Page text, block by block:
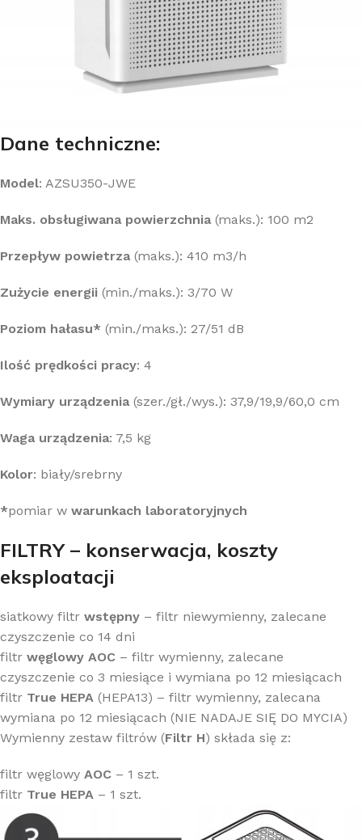
Dane techniczne:
Model: AZSU350-JWE
Maks. obsługiwana powierzchnia (maks.): 100 m2
Przepływ powietrza (maks.): 410 m3/h
Zużycie energii (min./maks.): 3/70 W
Poziom hałasu* (min./maks.): 27/51 dB
Ilość prędkości pracy: 4
Wymiary urządzenia (szer./gł./wys.): 37,9/19,9/60,0 cm
Waga urządzenia: 7,5 kg
Kolor: biały/srebrny
*pomiar w warunkach laboratoryjnych
FILTRY – konserwacja, koszty
eksploatacji
siatkowy filtr wstępny – filtr niewymienny, zalecane
czyszczenie co 14 dni
filtr węglowy AOC – filtr wymienny, zalecane
czyszczenie co 3 miesiące i wymiana po 12 miesiącach
filtr True HEPA (HEPA13) – filtr wymienny, zalecana
wymiana po 12 miesiącach (NIE NADAJE SIĘ DO MYCIA)
Wymienny zestaw filtrów (Filtr H) składa się z:
filtr węglowy AOC – 1 szt.
filtr True HEPA – 1 szt.